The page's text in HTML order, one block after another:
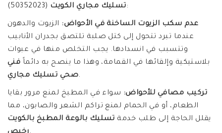
تسليك مجاري الكويت(50352023):
عدم سكب الزيوت الساخنة في الأحواض: الزيوت والدهون
عندما تبرد تتحول إلى كتل صلبة تلتصق بجدران الأنابيب
وتتسبب في انسدادها. يجب التخلص منها في عبوات
بلاستيكية وإلقائها في القمامة، وهذا ما ينصح به دائماً فني
صحي تسليك مجاري.
تركيب مصافي للأحواض: سواء في المطبخ لمنع مرور بقايا
الطعام، أو في الحمام لمنع تراكم الشعر والصابون، مما
يقلل الحاجة إلى طلب خدمة تسليك بالوعة المطبخ بالكويت